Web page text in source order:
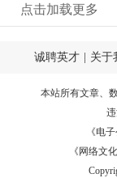
点击加载更多
诚聘英才 关于
本站所有文章、
《电子公
《网络文